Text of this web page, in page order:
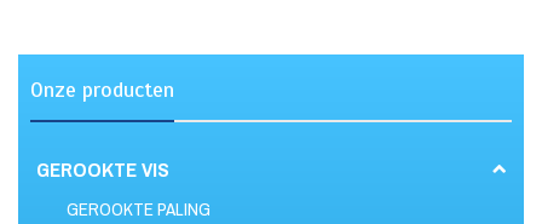
Onze producten
GEROOKTE VIS
GEROOKTE PALING